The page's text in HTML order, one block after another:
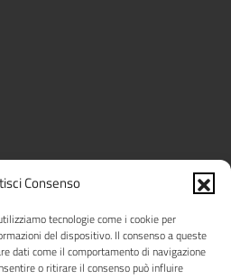
Consenso
tecnologie come i cookie per
del dispositivo. Il consenso a queste
dati come il comportamento di navigazione
o ritirare il consenso può influire